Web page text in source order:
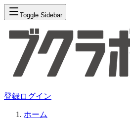
Toggle Sidebar
登録ログイン
ホーム